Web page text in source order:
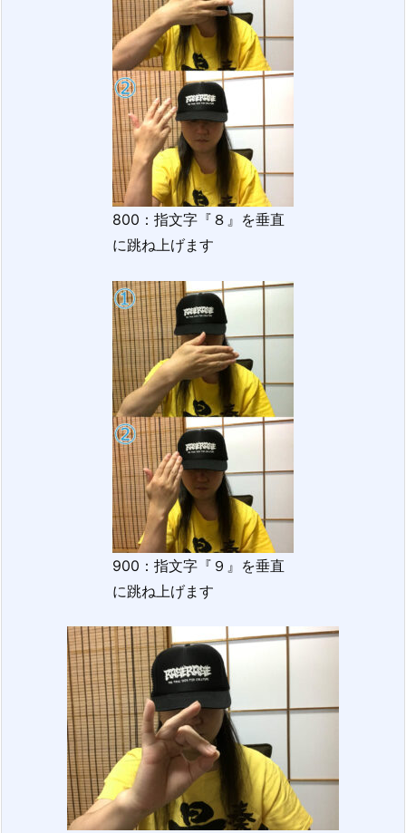
800：指文字『８』を垂直
に跳ね上げます
900：指文字『９』を垂直
に跳ね上げます